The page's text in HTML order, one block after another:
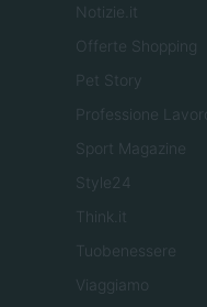
Notizie.it
Offerte Shopping
Pet Story
Professione Lavoro
Sport Magazine
Style24
Think.it
Tuobenessere
Viaggiamo